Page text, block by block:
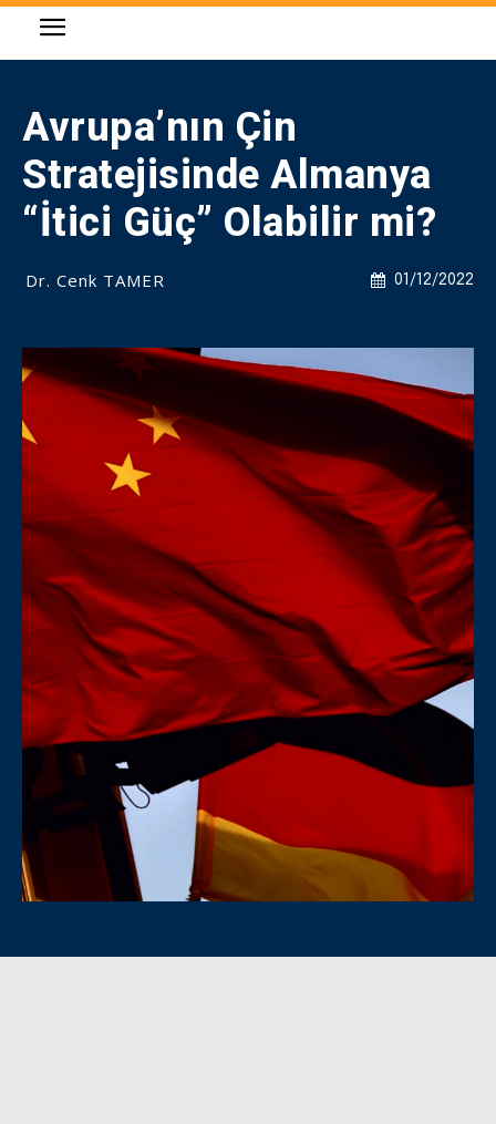
Avrupa’nın Çin
Stratejisinde Almanya
“İtici Güç” Olabilir mi?
01/12/2022
Dr. Cenk TAMER